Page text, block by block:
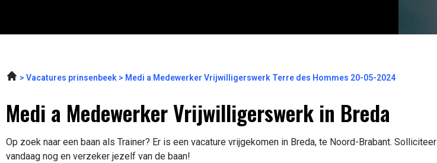
Vacatures prinsenbeek Medi a Medewerker Vrijwilligerswerk Terre des Hommes 20-05-2024
Medi a Medewerker Vrijwilligerswerk in Breda
Op zoek naar een baan als Trainer? Er is een vacature vrijgekomen in Breda, te Noord-Brabant. Solliciteer
vandaag nog en verzeker jezelf van de baan!